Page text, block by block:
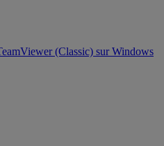
(Classic) sur Windows